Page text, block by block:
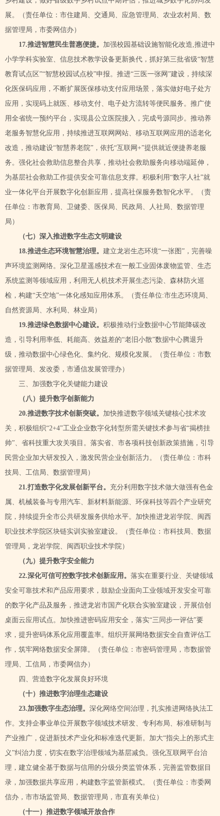
展。
（责任单位：市住建局、交通局、应急管理局、农业农村局、数
据管理局，市委网信办）
17.推进智慧民生普惠便捷。 加强校园基础设施智能化改造 ,推进中
小学学科实验室、信息技术教学设备更新换代，抓好第三批省级“智慧
教育试点区”“智慧校园试点校”申报。推进“三医一张网”建设，持续深
化医保码应用，不断扩展医保移动支付应用场景，落实做好电子处方
应用，实现码上就医、移动支付、电子处方流转等便民服务。推广使
用全省统一预约平台，实现县公立医院接入， 完成号源同步。推动养
老服务智慧化应用，持续推进互联网网站、移动互联网应用的适老化
改造，推动建设“智慧养老院”，依托“互联网+”提供就近便捷养老服
务。强化社会救助信息整合共享，推动社会救助服务向移动端延伸，
为基层社会救助工作提供安全可靠信息支撑。积极利用“数字人社”就
业一体化平台开展数字化创新应用，提高社保服务数智化水平。
（责
任单位：市教育局、卫健委、医保局、民政局、人社局、数据管理
局）
（七）深入推进数字生态文明建设
1 8.推进生态环境智慧治理。 建立龙岩生态环境“一张图”，完善噪
声环境监测网络。深化卫星遥感技术在一般工业固体废物监管、生态
系统监测等领域应用，利用无人机技术开展生态污染、森林防火巡
检，构建“天空地”一体化感知应用体系。
（责任单位:市生态环境局、
自然资源局、水利局、林业局）
19.推进绿色数据中心建设。 积极推动行业数据中心节能降碳改
造，引导利用率低、耗能高、效益差的“老旧小散”数据中心腾退升
级，推动数据中心绿色化、集约化、规模化发展。
（责任单位：市数
据管理局、发改委，市通信发展管理办）
三、加强数字化关键能力建设
（八）提升数字创新能力
20.推进数字技术创新突破。 加快推进数字领域关键核心技术攻
关，积极组织“2+4”工业企业数字化转型所需关键技术参与省“揭榜挂
帅”、省科技重大攻关项目。落实省、市各项科技创新政策措施，引导
民营企业加大研发投入，激发民营企业创新活力。
（责任单位：市科
技局、工信局、数据管理局）
21 .打造数字化发展创新平台。 充分利用数字技术做大做强有色金
属、机械装备与专用汽车、新材料新能源、环保科技等四个产业研究
院，持续提升全市公共研发服务供给水平。加快推进龙岩学院、闽西
职业技术学院区块链实训实验室建设。（责任单位：市科技局、数据
管理局，龙岩学院、闽西职业技术学院）
（九）提升数字安全能力
22.深化可信可控数字技术创新应用。 落实在重要行业、关键领域
安全可靠技术和产品应用要求，鼓励企业面向工业领域开发安全可靠
的数字化产品及服务，推进龙岩市国产化联合实验室建设，开展信创
桌面云应用试点。加快推进密码应用安全，落实“三同步一评估”要
求，提升密码体系化应用覆盖率。 组织开展网络数据安全自查评估工
作，筑牢网络数据安全屏障。（责任单位：市密码管理局，市数据管
理局、工信局，市委网信办）
四、营造数字化发展良好环境
（十）推进数字治理生态建设
23.加强数字生态治理。 深化网络空间治理，扎实推进网络执法工
作。支持企事业单位开展数字领域技术研发、专利布局、标准研制与
产业推广，促进新技术产业化和标准迭代更新。加大“指尖上的形式主
义”纠治力度， 切实在数字治理领域为基层减负。强化互联网平台治
理，建立健全基于数据与信用的分级分类监管体系，完善监管数据目
录，加强数据共享应用，构建数字监管新模式。（责任单位：市委网
信办，市市场监管局、数据管理局，市直有关单位）
（十一）推进数字领域开放合作